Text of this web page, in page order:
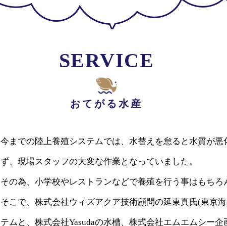
SERVICE
おてがる水産
今までの陸上養殖システムでは、水替えを怠ると水質が
ず、現場スタッフの大変な作業となっていました。
その為、小学校やレストランなどで養殖を行う事はもちろ
そこで、株式会社ウィズアクア技術顧問の延東真氏(東京
テムと、株式会社Yasudaの水槽、株式会社エムエムシー